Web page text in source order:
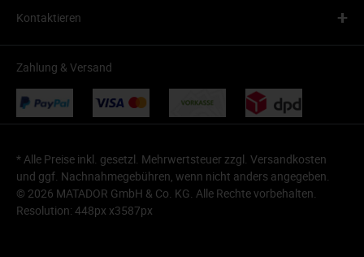
Kontaktieren +
Zahlung & Versand
* Alle Preise inkl. gesetzl. Mehrwertsteuer zzgl. Versandkosten
und ggf. Nachnahmegebühren, wenn nicht anders angegeben.
© 2026 MATADOR GmbH & Co. KG. Alle Rechte vorbehalten.
Resolution: 448px x3587px